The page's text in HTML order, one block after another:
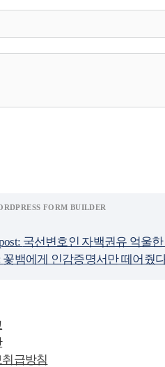
FORM BUILDER
국선변호인 자백권유 억울
꽃뱀에게 인감증명서만 떼어줬
급방침